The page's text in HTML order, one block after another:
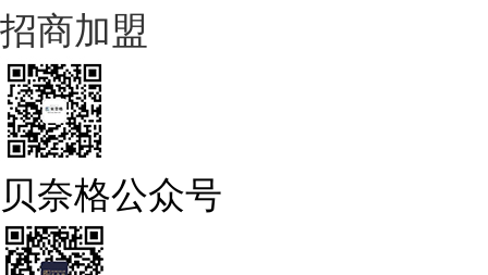
招商加盟
贝奈格公众号